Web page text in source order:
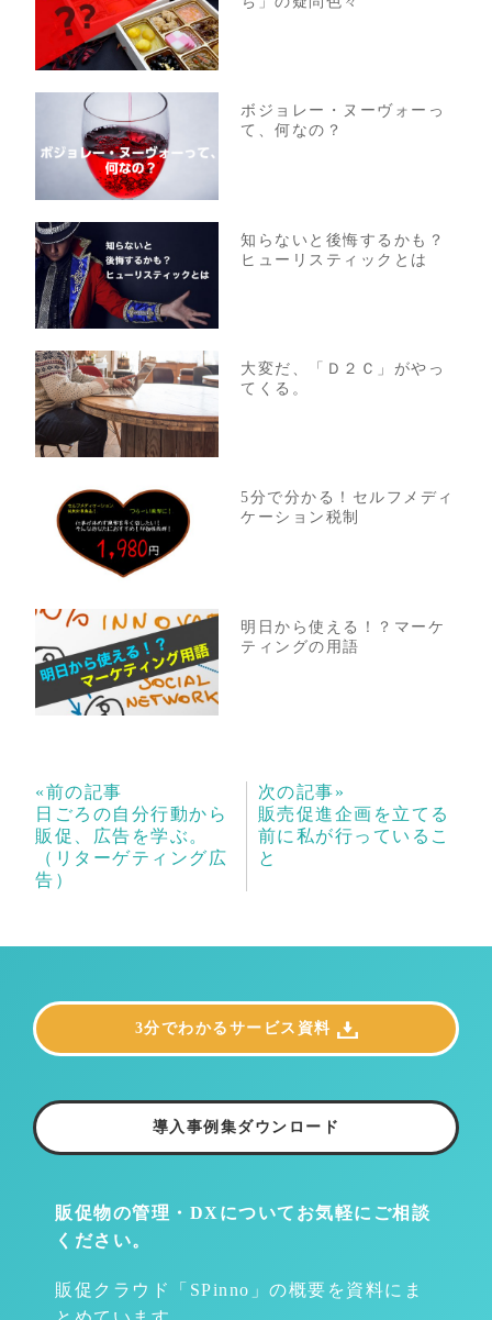
ボジョレー・ヌーヴォーっ
て、何なの？
知らないと後悔するかも？
ヒューリスティックとは
大変だ、「Ｄ２Ｃ」がやっ
てくる。
5分で分かる！セルフメディ
ケーション税制
明日から使える！？マーケ
ティングの用語
«前の記事
日ごろの自分行動から
販促、広告を学ぶ。
（リターゲティング広
告）
次の記事»
販売促進企画を立てる
前に私が行っているこ
と
販促物の管理・DXについて お気軽にご相談
ください。
販促クラウド「SPinno」の概要を資料にま
3分でわかるサービス資料
導入事例集ダウンロード